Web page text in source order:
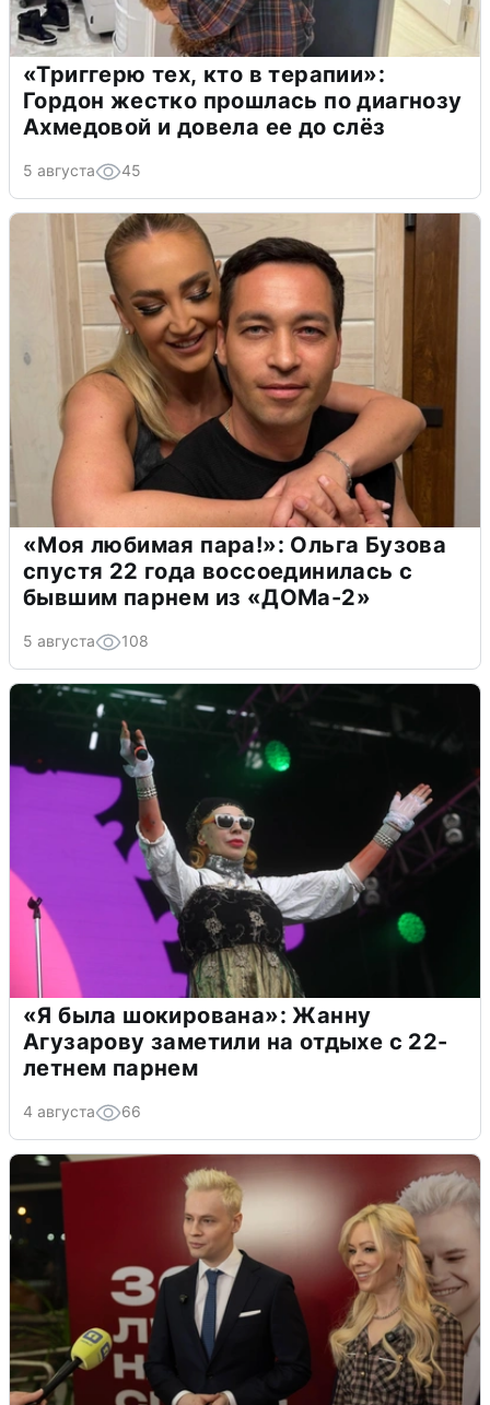
«Триггерю тех, кто в терапии»:
Гордон жестко прошлась по диагнозу
Ахмедовой и довела ее до слёз
5 августа 45
«Моя любимая пара!»: Ольга Бузова
спустя 22 года воссоединилась с
бывшим парнем из «ДОМа-2»
5 августа 108
«Я была шокирована»: Жанну
Агузарову заметили на отдыхе с 22-
летнем парнем
4 августа 66